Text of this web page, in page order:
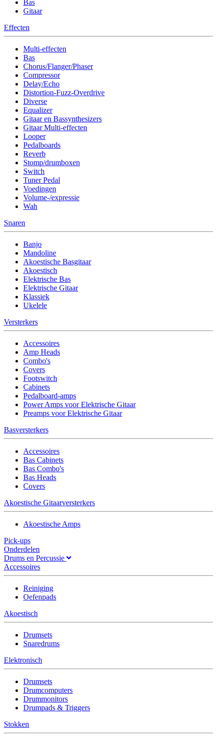
Bas
Gitaar
Effecten
Multi-effecten
Bas
Chorus/Flanger/Phaser
Compressor
Delay/Echo
Distortion-Fuzz-Overdrive
Diverse
Equalizer
Gitaar en Bassynthesizers
Gitaar Multi-effecten
Looper
Pedalboards
Reverb
Stomp/drumboxen
Switch
Tuner Pedal
Voedingen
Volume-/expressie
Wah
Snaren
Banjo
Mandoline
Akoestische Basgitaar
Akoestisch
Elektrische Bas
Elektrische Gitaar
Klassiek
Ukelele
Versterkers
Accessoires
Amp Heads
Combo's
Covers
Footswitch
Cabinets
Pedalboard-amps
Power Amps voor Elektrische Gitaar
Preamps voor Elektrische Gitaar
Basversterkers
Accessoires
Bas Cabinets
Bas Combo's
Bas Heads
Covers
Akoestische Gitaarversterkers
Akoestische Amps
Pick-ups
Onderdelen
Drums en Percussie
Accessoires
Reiniging
Oefenpads
Akoestisch
Drumsets
Snaredrums
Elektronisch
Drumsets
Drumcomputers
Drummonitors
Drumpads & Triggers
Stokken